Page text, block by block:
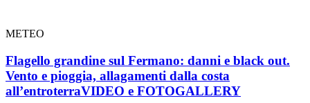
METEO
Flagello grandine sul Fermano: danni e black out.
Vento e pioggia, allagamenti dalla costa
all’entroterraVIDEO e FOTOGALLERY